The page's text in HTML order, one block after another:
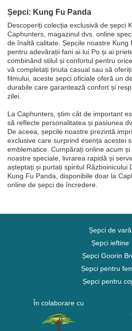
Șepci: Kung Fu Panda
Descoperiți colecția exclusivă de șepci
Caphunters, magazinul dvs. online
de înaltă calitate. Șepcile noastre Kung
pentru adevărații fani ai lui Po și ai
combinând stilul și confortul pentru
vă completați ținuta casual sau să
filmului, aceste șepci oficiale oferă un
durabile care garantează confort și
zilei.
La Caphunters, știm cât de important
să reflecte personalitatea și pasiunea
De aceea, șepcile noastre prezintă
exclusive care surprind esența acestei
emblematice. Cumpărați online acum
noastre speciale, livrarea rapidă și
așteptați și purtați spiritul Războinicului
Kung Fu Panda, disponibile doar la
online de șepci de încredere.
Șepci de vară
Șepci ieftine
Șepci Goorin
Șepci pentru
Șepci pentru
În colaborare cu